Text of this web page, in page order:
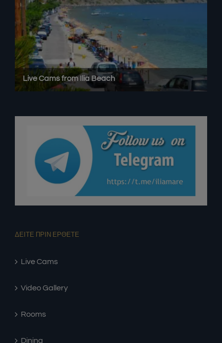
ΔΕΙΤΕ ΠΡΙΝ ΕΡΘΕΤΕ
Live Cams
Video Gallery
Rooms
Dining